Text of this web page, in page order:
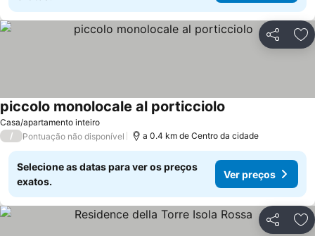
Partilhar
Casa/apartamento inteiro
piccolo monolocale al porticciolo
/ Pontuação não disponível a 0.4 km de Centro da cidade
Selecione as datas para ver os preços
exatos.
Ver preços
Partilhar